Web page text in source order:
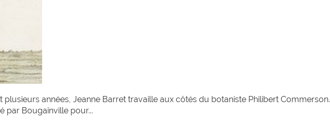
plusieurs années, Jeanne Barret travaille aux côtés du botaniste Philibert Commerson.
par Bougainville pour...